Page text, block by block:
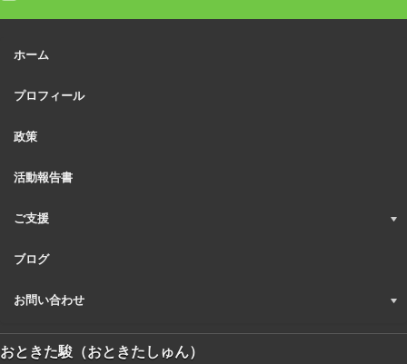
ホーム
プロフィール
政策
活動報告書
ご支援
ブログ
お問い合わせ
おときた駿（おときたしゅん）